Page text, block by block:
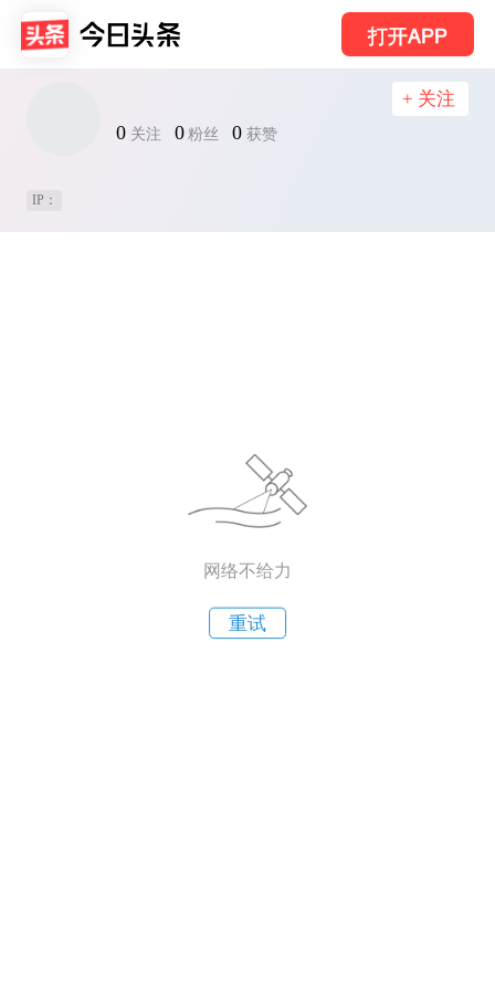
打开APP
0 关注 0 粉丝 0 获赞
+ 关注
IP：
网络不给力
重试